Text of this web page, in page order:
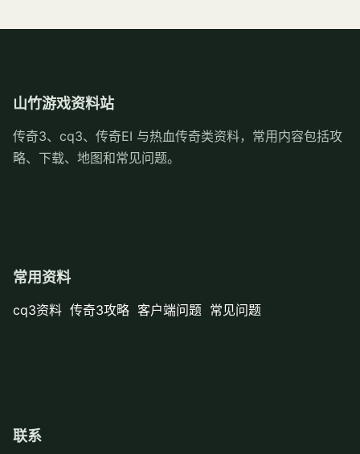
山竹游戏资料站
传奇3、cq3、传奇EI 与热血传奇类资料，常用内容包括攻
略、下载、地图和常见问题。
常用资料
cq3资料 传奇3攻略 客户端问题 常见问题
联系